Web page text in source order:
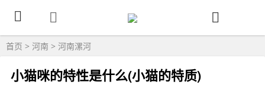
首页 > 河南 > 河南漯河
小猫咪的特性是什么(小猫的特质)